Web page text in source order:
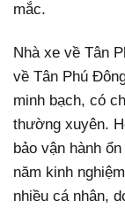
mắc.
Nhà xe về Tân
về Tân Phú
minh bạch, có
thường xuyên.
bảo vận hành
năm kinh
nhiều cá nhân,